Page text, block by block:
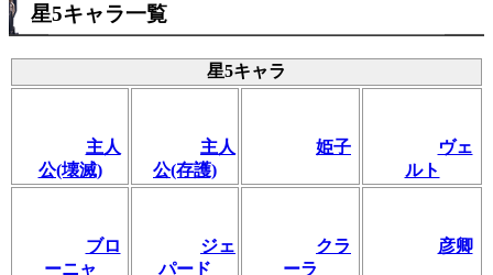
星5キャラ一覧
星5キャラ
主人
公(壊滅)
主人
公(存護)
姫子
ヴェ
ルト
ブロ
ーニャ
ジェ
パード
クラ
ーラ
彦卿